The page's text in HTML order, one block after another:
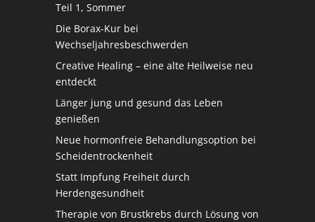
Teil 1, Sommer
Die Borax-Kur bei
Wechseljahresbeschwerden
Creative Healing – eine alte Heilweise neu
entdeckt
Länger jung und gesund das Leben
genießen
Neue hormonfreie Behandlungsoption bei
Scheidentrockenheit
Statt Impfung Freiheit durch
Herdengesundheit
Therapie von Brustkrebs durch Lösung von